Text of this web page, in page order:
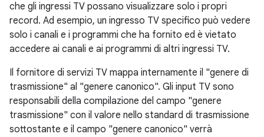
che gli ingressi TV possano visualizzare solo i propri
record. Ad esempio, un ingresso TV specifico può vedere
solo i canali e i programmi che ha fornito ed è vietato
accedere ai canali e ai programmi di altri ingressi TV.
Il fornitore di servizi TV mappa internamente il "genere di
trasmissione" al "genere canonico". Gli input TV sono
responsabili della compilazione del campo "genere
trasmissione" con il valore nello standard di trasmissione
sottostante e il campo "genere canonico" verrà